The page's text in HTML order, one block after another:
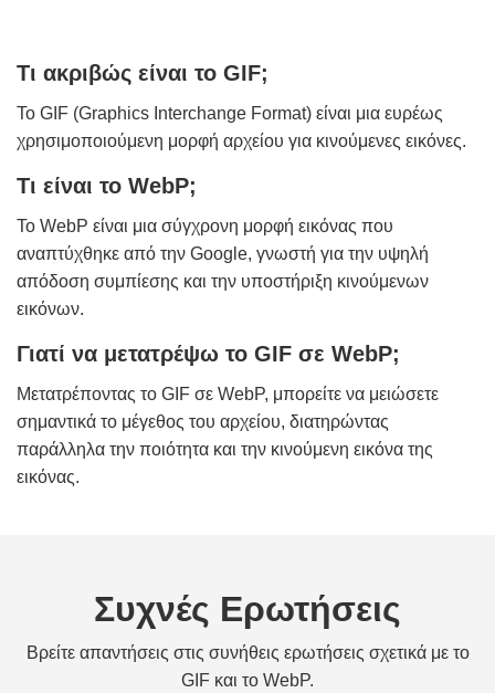
Τι ακριβώς είναι το GIF;
Το GIF (Graphics Interchange Format) είναι μια ευρέως
χρησιμοποιούμενη μορφή αρχείου για κινούμενες εικόνες.
Τι είναι το WebP;
Το WebP είναι μια σύγχρονη μορφή εικόνας που
αναπτύχθηκε από την Google, γνωστή για την υψηλή
απόδοση συμπίεσης και την υποστήριξη κινούμενων
εικόνων.
Γιατί να μετατρέψω το GIF σε WebP;
Μετατρέποντας το GIF σε WebP, μπορείτε να μειώσετε
σημαντικά το μέγεθος του αρχείου, διατηρώντας
παράλληλα την ποιότητα και την κινούμενη εικόνα της
εικόνας.
Συχνές Ερωτήσεις
Βρείτε απαντήσεις στις συνήθεις ερωτήσεις σχετικά με το
GIF και το WebP.